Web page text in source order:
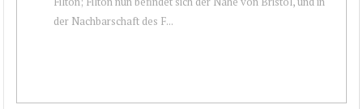
der Nachbarschaft des F...